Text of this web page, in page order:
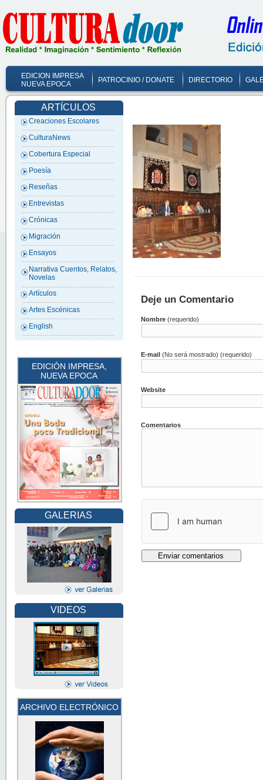
EDICION IMPRESA
NUEVA EPOCA
PATROCINIO / DONATE DIRECTORIO
ARTÍCULOS
Creaciones Escolares
CulturaNews
Cobertura Especial
Poesía
Reseñas
Entrevistas
Crónicas
Migración
Ensayos
Narrativa Cuentos, Relatos,
Novelas
Artículos
Artes Escénicas
English
EDICIÓN IMPRESA,
NUEVA EPOCA
GALERIAS
VIDEOS
ARCHIVO ELECTRÓNICO
Deje un Comentario
Nombre (requerido)
E-mail (No será mostrado) (requerido)
Website
Comentarios